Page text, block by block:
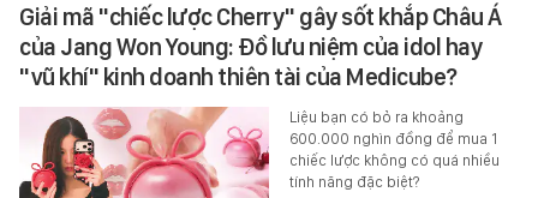
Giải mã "chiếc lược Cherry" gây sốt khắp Châu Á
của Jang Won Young: Đồ lưu niệm của idol hay
"vũ khí" kinh doanh thiên tài của Medicube?
Liệu bạn có bỏ ra khoảng
600.000 nghìn đồng để mua 1
chiếc lược không có quá nhiều
tính năng đặc biệt?